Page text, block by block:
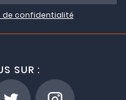
de confidentialité
SUR :